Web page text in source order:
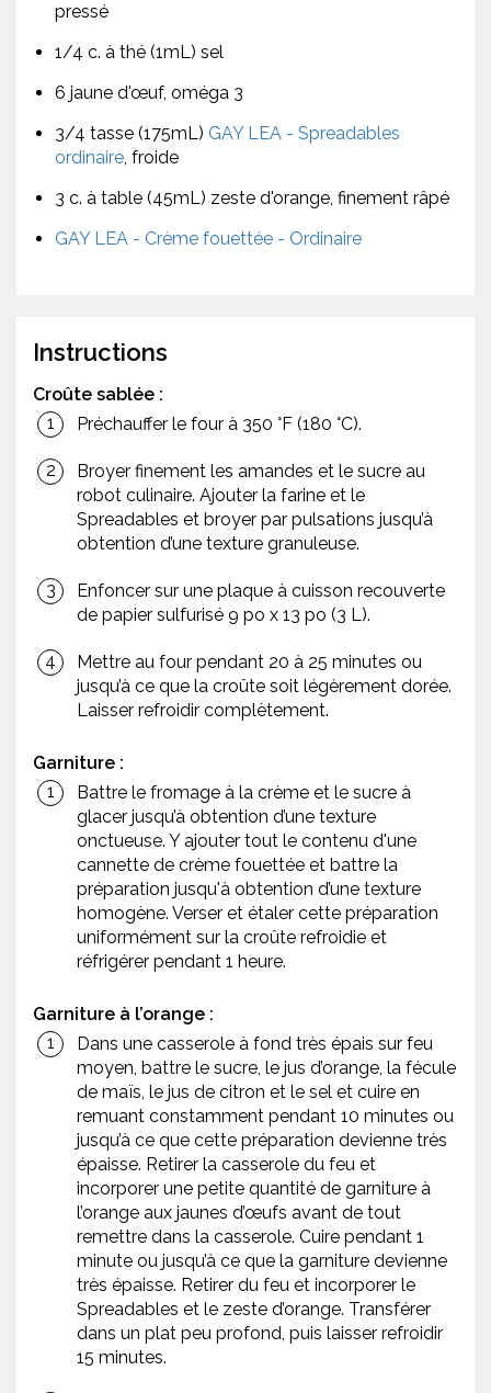
pressé
1/4 c. à thé (1mL) sel
6 jaune d'œuf, oméga 3
3/4 tasse (175mL) GAY LEA - Spreadables
ordinaire, froide
3 c. à table (45mL) zeste d'orange, finement râpé
GAY LEA - Crème fouettée - Ordinaire
Instructions
Croûte sablée :
Préchauffer le four à 350 °F (180 °C).
Broyer finement les amandes et le sucre au
robot culinaire. Ajouter la farine et le
Spreadables et broyer par pulsations jusqu’à
obtention d’une texture granuleuse.
Enfoncer sur une plaque à cuisson recouverte
de papier sulfurisé 9 po x 13 po (3 L).
Mettre au four pendant 20 à 25 minutes ou
jusqu’à ce que la croûte soit légèrement dorée.
Laisser refroidir complètement.
Garniture :
Battre le fromage à la crème et le sucre à
glacer jusqu’à obtention d’une texture
onctueuse. Y ajouter tout le contenu d'une
cannette de crème fouettée et battre la
préparation jusqu'à obtention d’une texture
homogène. Verser et étaler cette préparation
uniformément sur la croûte refroidie et
réfrigérer pendant 1 heure.
Garniture à l’orange :
Dans une casserole à fond très épais sur feu
moyen, battre le sucre, le jus d’orange, la fécule
de maïs, le jus de citron et le sel et cuire en
remuant constamment pendant 10 minutes ou
jusqu’à ce que cette préparation devienne très
épaisse. Retirer la casserole du feu et
incorporer une petite quantité de garniture à
l’orange aux jaunes d’œufs avant de tout
remettre dans la casserole. Cuire pendant 1
minute ou jusqu’à ce que la garniture devienne
très épaisse. Retirer du feu et incorporer le
Spreadables et le zeste d’orange. Transférer
dans un plat peu profond, puis laisser refroidir
15 minutes.